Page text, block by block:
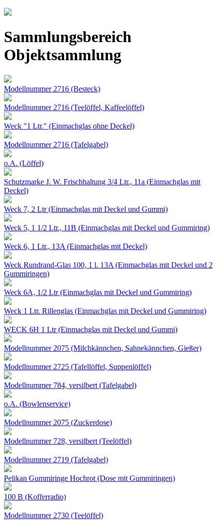
Jump to navigation
Sammlungsbereich
Objektsammlung
Modellnummer 2716 (Besteck)
Modellnummer 2716 (Teelöffel, Kaffeelöffel)
Weck "1 Ltr." (Einmachglas ohne Deckel)
Modellnummer 2716 (Tafelgabel)
o.A. (Löffel)
Schutzmarke J. W. Frischhaltung 3/4 Ltr., 11a (Einmachglas mit
Deckel)
Weck 7, 2 Ltr (Einmachglas mit Deckel und Gummi)
Weck 5, 1 1/2 Ltr., 11B (Einmachglas mit Deckel und Gummiring)
Weck 6, 1 Ltr., 13A (Einmachglas mit Deckel)
Weck Rundrand-Glas 100, 1 l. 13A (Einmachglas mit Deckel und 2
Gummiringen)
Weck 6A, 1/2 Ltr (Einmachglas mit Deckel und Gummiring)
Weck 1 Ltr. Rillenglas (Einmachglas mit Deckel und Gummiring)
WECK 6H 1 Ltr (Einmachglas mit Deckel und Gummi)
Modellnummer 2075 (Milchkännchen, Sahnekännchen, Gießer)
Modellnummer 2725 (Tafellöffel, Suppenlöffel)
Modellnummer 784, versilbert (Tafelgabel)
o.A. (Bowlenservice)
Modellnummer 2075 (Zuckerdose)
Modellnummer 728, versilbert (Teelöffel)
Modellnummer 2719 (Tafelgabel)
Pelikan Gummiringe Hochrot (Dose mit Gummiringen)
100 B (Kofferradio)
Modellnummer 2730 (Teelöffel)